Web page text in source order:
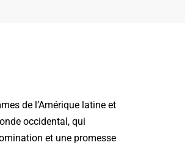
de l’Amérique latine et
occidental, qui
et une promesse